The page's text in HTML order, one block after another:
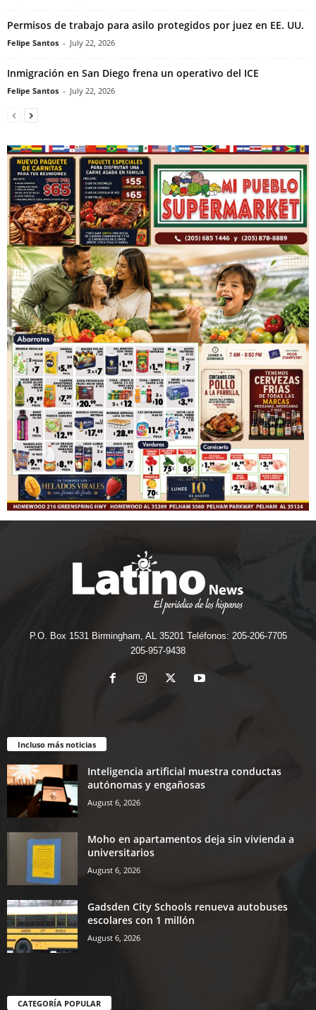
Permisos de trabajo para asilo protegidos por juez en EE. UU.
Felipe Santos - July 22, 2026
Inmigración en San Diego frena un operativo del ICE
Felipe Santos - July 22, 2026
P.O. Box 1531 Birmingham, AL 35201 Teléfonos: 205-206-7705
205-957-9438
Incluso más noticias
Inteligencia artificial muestra conductas
autónomas y engañosas
August 6, 2026
Moho en apartamentos deja sin vivienda a
universitarios
August 6, 2026
Gadsden City Schools renueva autobuses
escolares con 1 millón
August 6, 2026
CATEGORÍA POPULAR